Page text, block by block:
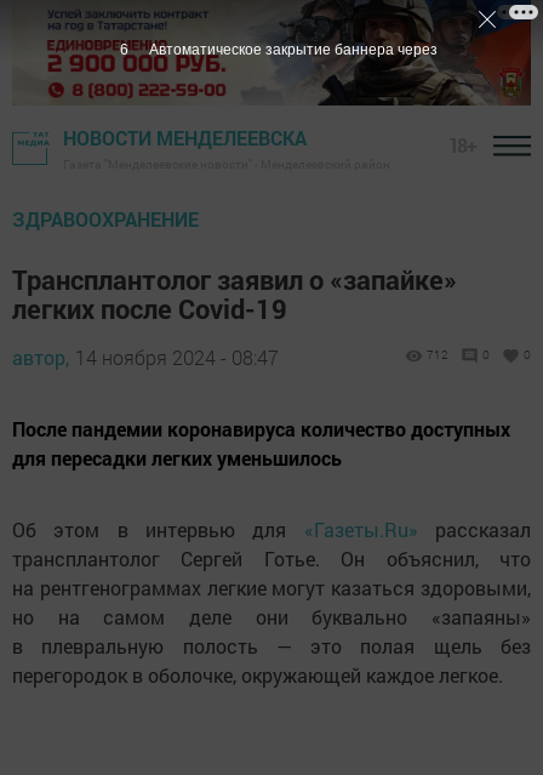
НОВОСТИ МЕНДЕЛЕЕВСКА
ЗДРАВООХРАНЕНИЕ
Трансплантолог заявил о «запайке»
легких после Covid-19
автор, 14 ноября 2024 - 08:47 712 0 0
После пандемии коронавируса количество доступных
для пересадки легких уменьшилось
Об этом в интервью для «Газеты.Ru» рассказал
трансплантолог Сергей Готье. Он объяснил, что
на рентгенограммах легкие могут казаться здоровыми,
но на самом деле они буквально «запаяны»
в плевральную полость — это полая щель без
перегородок в оболочке, окружающей каждое легкое.
5 Автоматическое закрытие баннера через